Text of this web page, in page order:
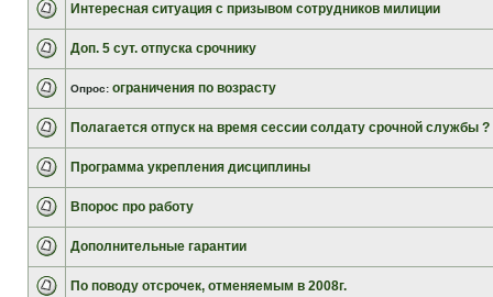
Интересная ситуация с призывом сотрудников милиции
Доп. 5 сут. отпуска срочнику
Опрос: ограничения по возрасту
Полагается отпуск на время сессии солдату срочной службы ?
Программа укрепления дисциплины
Впорос про работу
Дополнительные гарантии
По поводу отсрочек, отменяемым в 2008г.